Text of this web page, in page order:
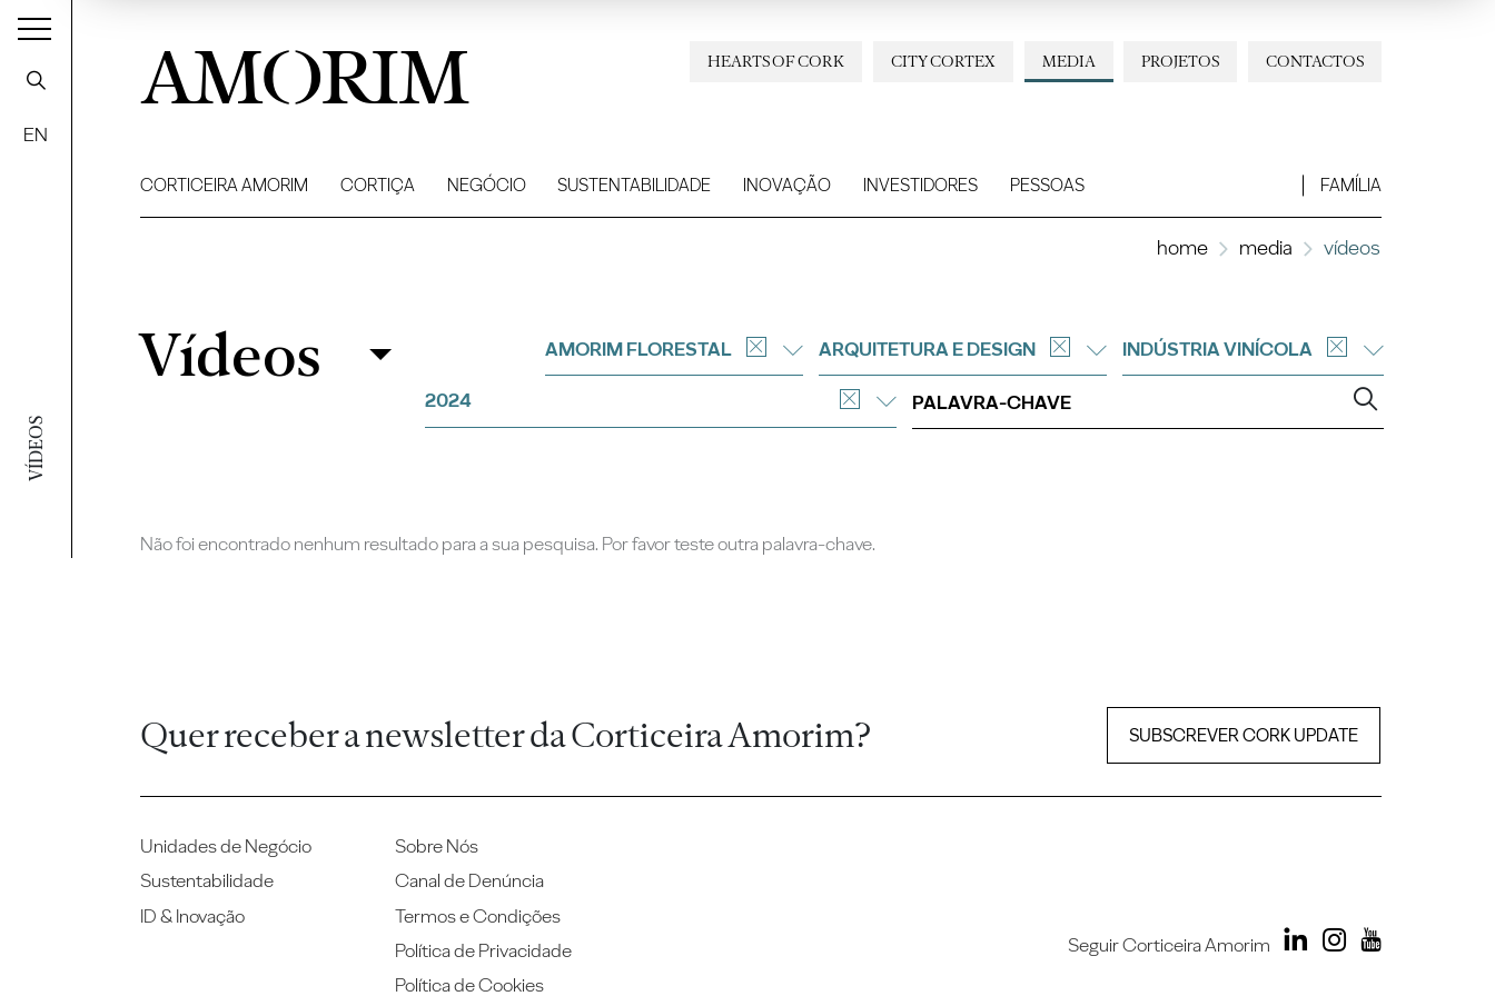
VÍDEOS
EN
AMORIM CONTACTOS
PROJETOS
MEDIA
CITY CORTEX
HEARTS OF CORK
CORTICEIRA AMORIM CORTIÇA NEGÓCIO SUSTENTABILIDADE INOVAÇÃO INVESTIDORES PESSOAS FAMÍLIA
home media vídeos
Filtrar
Vídeos AMORIM FLORESTAL ARQUITETURA E DESIGN INDÚSTRIA VINÍCOLA
2024
Não foi encontrado nenhum resultado para a sua pesquisa. Por favor teste outra palavra-chave.
Quer receber a newsletter da Corticeira Amorim? SUBSCREVER CORK UPDATE
Unidades de Negócio
Sustentabilidade
ID & Inovação
Sobre Nós
Canal de Denúncia
Termos e Condições
Política de Privacidade
Política de Cookies
Seguir Corticeira Amorim